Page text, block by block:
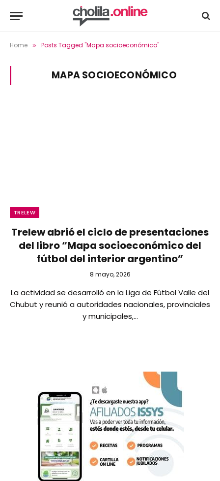
Home » Posts Tagged "Mapa socioeconómico"
MAPA SOCIOECONÓMICO
TRELEW
Trelew abrió el ciclo de presentaciones
del libro “Mapa socioeconómico del
fútbol del interior argentino”
8 mayo, 2026
La actividad se desarrolló en la Liga de Fútbol Valle del
Chubut y reunió a autoridades nacionales, provinciales
y municipales,…